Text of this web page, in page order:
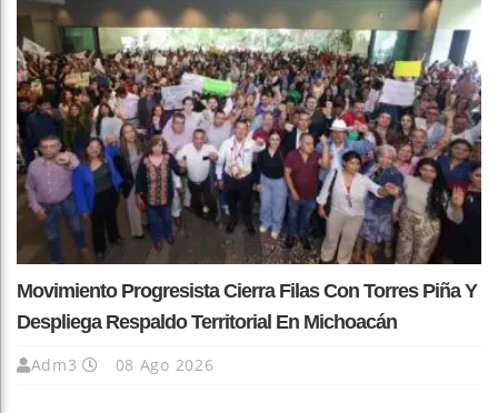
Movimiento Progresista Cierra Filas Con Torres Piña Y
Despliega Respaldo Territorial En Michoacán
Adm3 08 Ago 2026